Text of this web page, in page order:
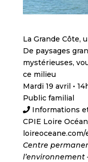
La Grande Côte,
De paysages
mystérieuses,
ce milieu
Mardi 19 avril •
Public familial
Informations et
CPIE Loire
Centre
l’environnement